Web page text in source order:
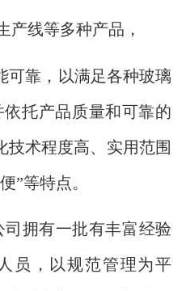
产线等多种产品，
靠，以满足各种玻璃
托产品质量和可靠的
技术程度高、实用范围
”等特点。
拥有一批有丰富经验
员，以规范管理为平